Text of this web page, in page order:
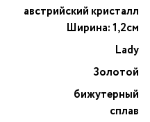
австрийский кристалл
Ширина: 1,2см
Lady
Золотой
бижутерный
сплав